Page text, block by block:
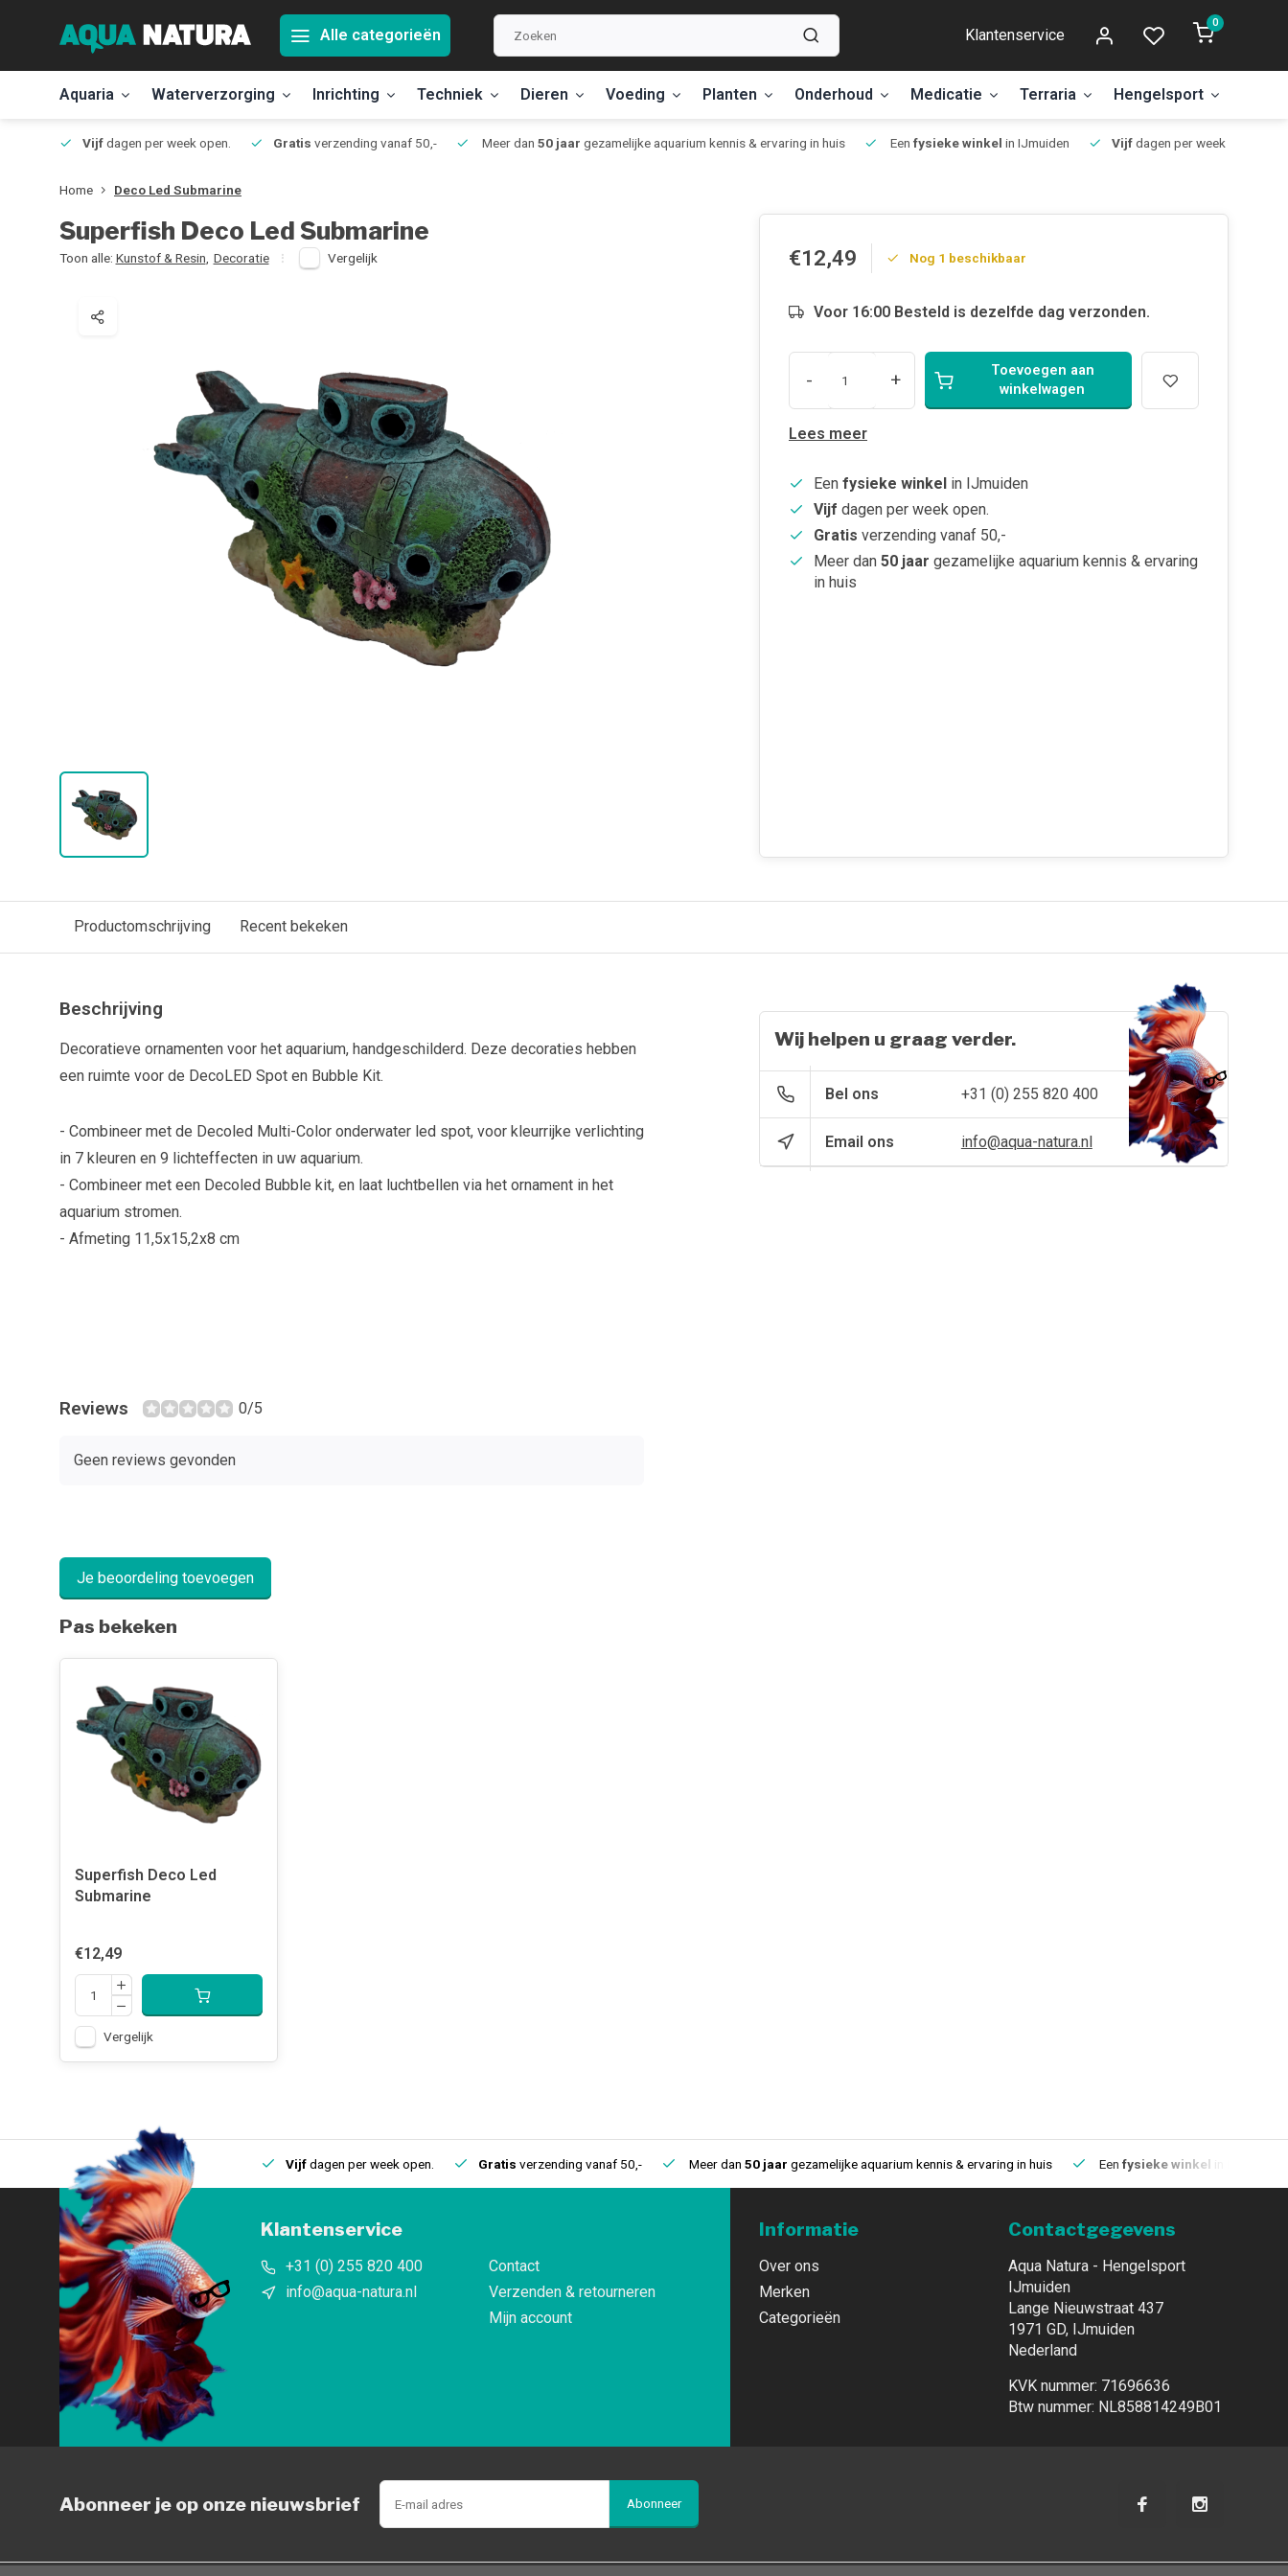
Alle categorieën Klantenservice
0
Aquaria Waterverzorging Inrichting Techniek Dieren Voeding Planten Onderhoud Medicatie Terraria Hengelsport
Vijfdagen per week open. Gratis verzending vanaf 50,- Meer dan 50 jaar gezamelijke aquarium kennis & ervaring in huis Een fysieke winkel in IJmuiden Vijfdagen per week open.
Home Deco Led Submarine
Superfish Deco Led Submarine
Toon alle: Kunstof & Resin Decoratie Vergelijk €12,49 Nog 1 beschikbaar
Voor 16:00 Besteld is dezelfde dag verzonden.
- +
Toevoegen aan
winkelwagen
Lees meer
Een fysieke winkel in IJmuiden
Vijf dagen per week open.
Gratis verzending vanaf 50,-
Meer dan 50 jaar gezamelijke aquarium kennis & ervaring
in huis
Productomschrijving Recent bekeken
Beschrijving
Decoratieve ornamenten voor het aquarium, handgeschilderd. Deze decoraties hebben
een ruimte voor de DecoLED Spot en Bubble Kit.
- Combineer met de Decoled Multi-Color onderwater led spot, voor kleurrijke verlichting
in 7 kleuren en 9 lichteffecten in uw aquarium.
- Combineer met een Decoled Bubble kit, en laat luchtbellen via het ornament in het
aquarium stromen.
- Afmeting 11,5x15,2x8 cm
Reviews 0/5
Geen reviews gevonden
Je beoordeling toevoegen
Wij helpen u graag verder.
Bel ons +31 (0) 255 820 400
Email ons info@aqua-natura.nl
Pas bekeken
Superfish Deco Led
Submarine
€12,49
Vergelijk
Eenfysieke winkelin IJmuiden Vijfdagen per week open. Gratis verzending vanaf 50,- Meer dan 50 jaar gezamelijke aquarium kennis & ervaring in huis Een fysieke winkel
Klantenservice
+31 (0) 255 820 400
info@aqua-natura.nl
Contact
Verzenden & retourneren
Mijn account
Informatie
Over ons
Merken
Categorieën
Contactgegevens
Aqua Natura - Hengelsport
IJmuiden
Lange Nieuwstraat 437
1971 GD, IJmuiden
Nederland
KVK nummer: 71696636
Btw nummer: NL858814249B01
Abonneer je op onze nieuwsbrief Abonneer